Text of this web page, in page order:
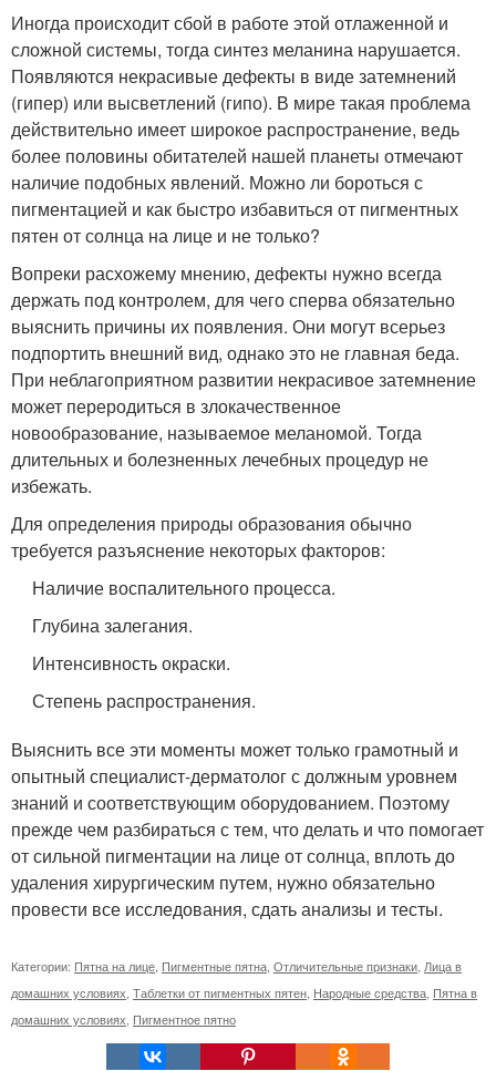
Иногда происходит сбой в работе этой отлаженной и
сложной системы, тогда синтез меланина нарушается.
Появляются некрасивые дефекты в виде затемнений
(гипер) или высветлений (гипо). В мире такая проблема
действительно имеет широкое распространение, ведь
более половины обитателей нашей планеты отмечают
наличие подобных явлений. Можно ли бороться с
пигментацией и как быстро избавиться от пигментных
пятен от солнца на лице и не только?
Вопреки расхожему мнению, дефекты нужно всегда
держать под контролем, для чего сперва обязательно
выяснить причины их появления. Они могут всерьез
подпортить внешний вид, однако это не главная беда.
При неблагоприятном развитии некрасивое затемнение
может переродиться в злокачественное
новообразование, называемое меланомой. Тогда
длительных и болезненных лечебных процедур не
избежать.
Для определения природы образования обычно
требуется разъяснение некоторых факторов:
Наличие воспалительного процесса.
Глубина залегания.
Интенсивность окраски.
Степень распространения.
Выяснить все эти моменты может только грамотный и
опытный специалист-дерматолог с должным уровнем
знаний и соответствующим оборудованием. Поэтому
прежде чем разбираться с тем, что делать и что помогает
от сильной пигментации на лице от солнца, вплоть до
удаления хирургическим путем, нужно обязательно
провести все исследования, сдать анализы и тесты.
Категории: Пятна на лице Пигментные пятна Отличительные признаки Лица в
домашних условиях Таблетки от пигментных пятен Народные средства Пятна в
домашних условиях Пигментное пятно